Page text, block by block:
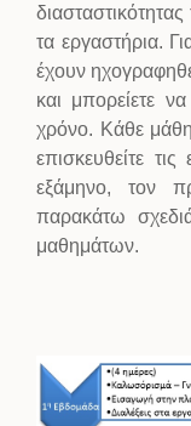
τα εργαστήρια.
έχουν
και μπορείετε
χρόνο. Κάθε
επισκευθείτε
εξάμηνο, τον
παρακάτω
μαθημάτων.